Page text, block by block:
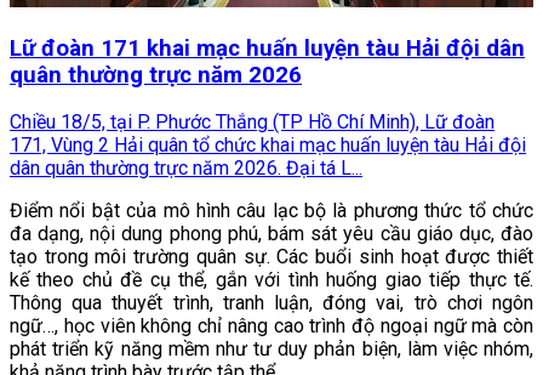
Lữ đoàn 171 khai mạc huấn luyện tàu Hải đội dân
quân thường trực năm 2026
Chiều 18/5, tại P. Phước Thắng (TP Hồ Chí Minh), Lữ đoàn
171, Vùng 2 Hải quân tổ chức khai mạc huấn luyện tàu Hải đội
dân quân thường trực năm 2026. Đại tá L...
Điểm nổi bật của mô hình câu lạc bộ là phương thức tổ chức
đa dạng, nội dung phong phú, bám sát yêu cầu giáo dục, đào
tạo trong môi trường quân sự. Các buổi sinh hoạt được thiết
kế theo chủ đề cụ thể, gắn với tình huống giao tiếp thực tế.
Thông qua thuyết trình, tranh luận, đóng vai, trò chơi ngôn
ngữ…, học viên không chỉ nâng cao trình độ ngoại ngữ mà còn
phát triển kỹ năng mềm như tư duy phản biện, làm việc nhóm,